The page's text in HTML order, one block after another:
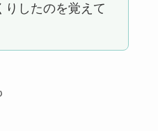
りしたのを覚えて